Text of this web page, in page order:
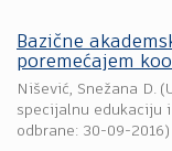
Bazične
poremećajem
Nišević, Snežana D. (
specijalnu edukaciju
odbrane: 30-09-2016)